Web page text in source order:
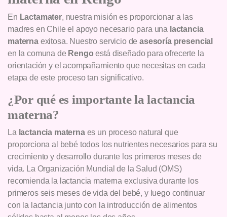
En Lactamater, nuestra misión es proporcionar a las
madres en Chile el apoyo necesario para una lactancia
maternaexitosa. Nuestro servicio deasesoría presencial
en la comuna de Rengo está diseñado para ofrecerte la
orientación y el acompañamiento que necesitas en cada
etapa de este proceso tan significativo.
¿Por qué es importante la lactancia
materna?
La lactancia maternaes un proceso natural que
proporciona al bebé todos los nutrientes necesarios para su
crecimiento y desarrollo durante los primeros meses de
vida. La Organización Mundial de la Salud (OMS)
recomienda la lactancia materna exclusiva durante los
primeros seis meses de vida del bebé, y luego continuar
con la lactancia junto con la introducción de alimentos